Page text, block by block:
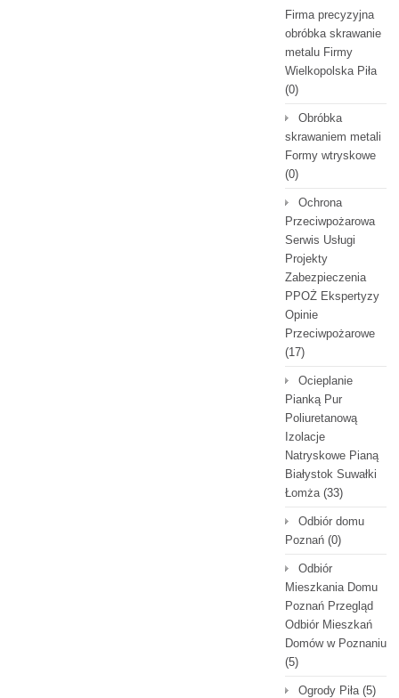
Firma precyzyjna
obróbka skrawanie
metalu Firmy
Wielkopolska Piła
(0)
Obróbka
skrawaniem metali
Formy wtryskowe
(0)
Ochrona
Przeciwpożarowa
Serwis Usługi
Projekty
Zabezpieczenia
PPOŻ Ekspertyzy
Opinie
Przeciwpożarowe
(17)
Ocieplanie
Pianką Pur
Poliuretanową
Izolacje
Natryskowe Pianą
Białystok Suwałki
Łomża(33)
Odbiór domu
Poznań (0)
Odbiór
Mieszkania Domu
Poznań Przegląd
Odbiór Mieszkań
Domów w Poznaniu
(5)
Ogrody Piła(5)